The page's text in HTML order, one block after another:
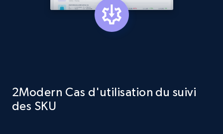
Target - Discover products by category url
URL, Product id, Title, Product description,
2Modern Cas d'utilisation du suivi
des SKU